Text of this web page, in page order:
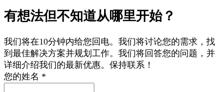
有想法但不知道从哪里开始？
我们将在10分钟内给您回电。我们将讨论您的需求，找
到最佳解决方案并规划工作。我们将回答您的问题，并
详细介绍我们的最新优惠。保持联系！
您的姓名 *